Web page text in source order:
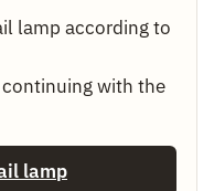
lamp according to
with the
lamp